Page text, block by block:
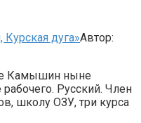
Курская дуга»Автор:
Камышин ныне
Русский. Член
школу ОЗУ, три курса